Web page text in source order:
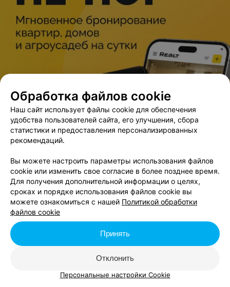
Дата Новополоцк Жанр
В данном городе нет событий,
удовлетворяющих условиям фильтра.
Обработка файлов cookie
Наш сайт использует файлы cookie для обеспечения
удобства пользователей сайта, его улучшения, сбора
статистики и предоставления персонализированных
рекомендаций.
Вы можете настроить параметры использования файлов
cookie или изменить свое согласие в более позднее время.
Для получения дополнительной информации о целях,
сроках и порядке использования файлов cookie вы
можете ознакомиться с нашей Политикой обработки
файлов cookie
Отклонить
Принять
Персональные настройки Cookie